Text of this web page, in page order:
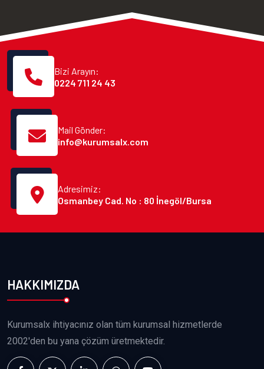
Bizi Arayın:
0224 711 24 43
Mail Gönder:
info@kurumsalx.com
Adresimiz:
Osmanbey Cad. No : 80 İnegöl/Bursa
HAKKIMIZDA
Kurumsalx ihtiyacınız olan tüm kurumsal hizmetlerde
2002'den bu yana çözüm üretmektedir.